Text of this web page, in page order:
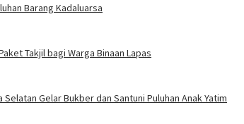
Barang Kadaluarsa
Takjil bagi Warga Binaan Lapas
Gelar Bukber dan Santuni Puluhan Anak Yatim